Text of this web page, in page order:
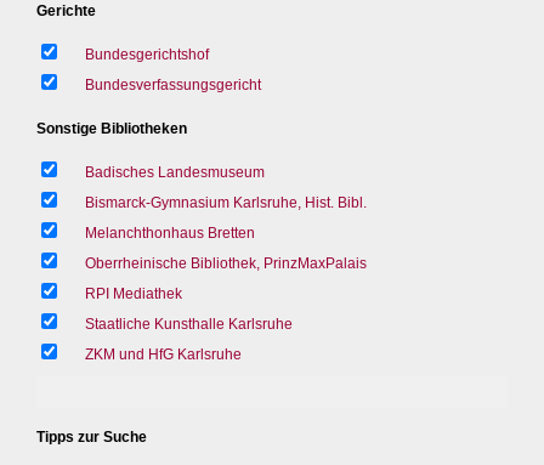
Gerichte
Bundesgerichtshof
Bundesverfassungsgericht
Sonstige Bibliotheken
Badisches Landesmuseum
Bismarck-Gymnasium Karlsruhe, Hist. Bibl.
Melanchthonhaus Bretten
Oberrheinische Bibliothek, PrinzMaxPalais
RPI Mediathek
Staatliche Kunsthalle Karlsruhe
ZKM und HfG Karlsruhe
Tipps zur Suche